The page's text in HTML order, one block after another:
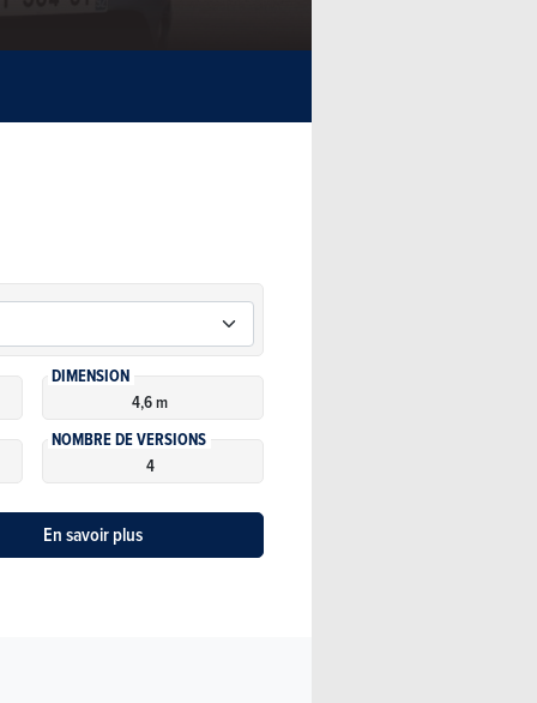
DIMENSION
4,6 m
NOMBRE DE VERSIONS
4
En savoir plus